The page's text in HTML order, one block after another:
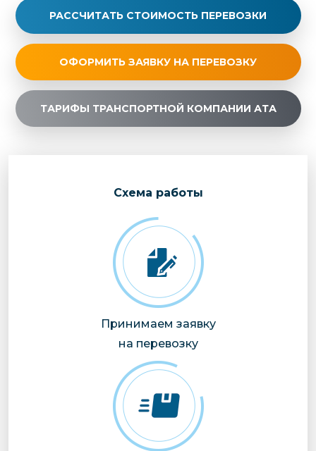
РАССЧИТАТЬ СТОИМОСТЬ ПЕРЕВОЗКИ
ОФОРМИТЬ ЗАЯВКУ НА ПЕРЕВОЗКУ
ТАРИФЫ ТРАНСПОРТНОЙ КОМПАНИИ АТА
Cхема работы
Принимаем заявку
на перевозку